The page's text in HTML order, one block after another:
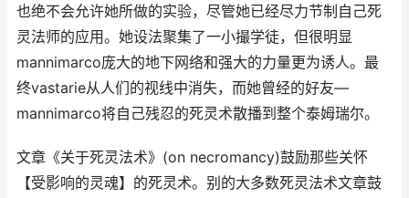
也绝不会允许她所做的实验，尽管她已经尽力节制自己死
灵法师的应用。她设法聚集了一小撮学徒，但很明显
mannimarco庞大的地下网络和强大的力量更为诱人。最
终vastarie从人们的视线中消失，而她曾经的好友—
mannimarco将自己残忍的死灵术散播到整个泰姆瑞尔。
文章《关于死灵法术》(on necromancy)鼓励那些关怀
【受影响的灵魂】的死灵术。别的大多数死灵法术文章鼓